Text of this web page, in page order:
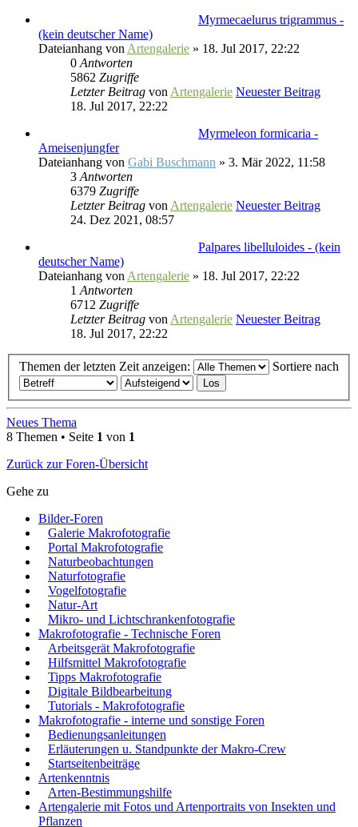
Myrmecaelurus trigrammus -
(kein deutscher Name)
Dateianhang von Artengalerie » 18. Jul 2017, 22:22
0 Antworten
5862 Zugriffe
Letzter Beitrag von Artengalerie Neuester Beitrag
18. Jul 2017, 22:22
Myrmeleon formicaria -
Ameisenjungfer
Dateianhang von Gabi Buschmann » 3. Mär 2022, 11:58
3 Antworten
6379 Zugriffe
Letzter Beitrag von Artengalerie Neuester Beitrag
24. Dez 2021, 08:57
Palpares libelluloides - (kein
deutscher Name)
Dateianhang von Artengalerie » 18. Jul 2017, 22:22
1 Antworten
6712 Zugriffe
Letzter Beitrag von Artengalerie Neuester Beitrag
18. Jul 2017, 22:22
Themen der letzten Zeit anzeigen: Sortiere nach
Neues Thema
8 Themen • Seite 1 von 1
Zurück zur Foren-Übersicht
Gehe zu
Bilder-Foren
Galerie Makrofotografie
Portal Makrofotografie
Naturbeobachtungen
Naturfotografie
Vogelfotografie
Natur-Art
Mikro- und Lichtschrankenfotografie
Makrofotografie - Technische Foren
Arbeitsgerät Makrofotografie
Hilfsmittel Makrofotografie
Tipps Makrofotografie
Digitale Bildbearbeitung
Tutorials - Makrofotografie
Makrofotografie - interne und sonstige Foren
Bedienungsanleitungen
Erläuterungen u. Standpunkte der Makro-Crew
Startseitenbeiträge
Artenkenntnis
Arten-Bestimmungshilfe
Artengalerie mit Fotos und Artenportraits von Insekten und
Pflanzen